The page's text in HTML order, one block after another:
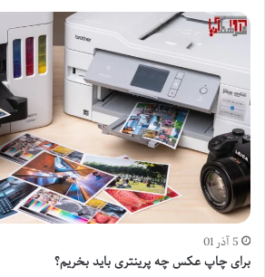
5 آذر 01
برای چاپ عکس چه پرینتری باید بخریم؟